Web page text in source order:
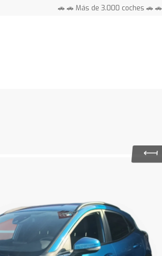
🚗 🚗 Más de 3.000 coches 🚗 🚗